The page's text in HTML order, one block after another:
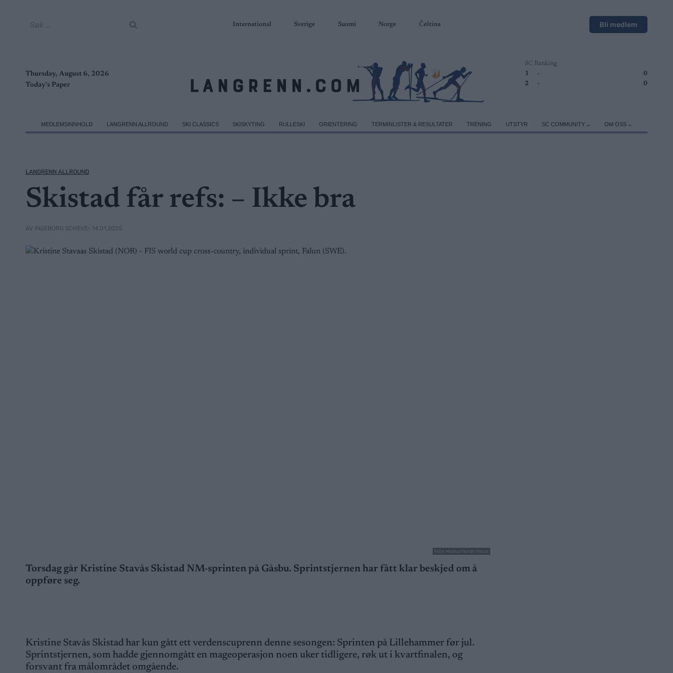
International Sverige Suomi Norge Čeština Bli medlem
Thursday, August 6, 2026
Today's Paper
SC Ranking
1
-
0
2
- 0
MEDLEMSINNHOLD LANGRENN ALLROUND SKI CLASSICS SKISKYTING RULLESKI ORIENTERING TERMINLISTER & RESULTATER TRENING UTSTYR SC COMMUNITY OM OSS
LANGRENN ALLROUND
Skistad får refs: – Ikke bra
AV INGEBORG SCHEVE• 14.01.2025
Foto: Modica/Nordic Focus
Torsdag går Kristine Stavås Skistad NM-sprinten på Gåsbu. Sprintstjernen har fått klar beskjed om å
oppføre seg.
Kristine Stavås Skistad har kun gått ett verdenscuprenn denne sesongen: Sprinten på Lillehammer før jul.
Sprintstjernen, som hadde gjennomgått en mageoperasjon noen uker tidligere, røk ut i kvartfinalen, og
forsvant fra målområdet omgående.